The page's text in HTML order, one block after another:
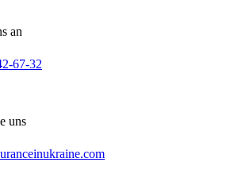
an
67-32
uns